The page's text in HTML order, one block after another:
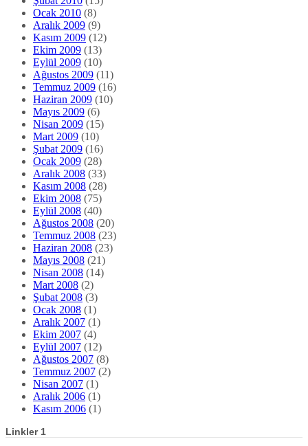
Ocak 2010 (8)
Aralık 2009 (9)
Kasım 2009 (12)
Ekim 2009 (13)
Eylül 2009 (10)
Ağustos 2009 (11)
Temmuz 2009 (16)
Haziran 2009 (10)
Mayıs 2009 (6)
Nisan 2009 (15)
Mart 2009 (10)
Şubat 2009 (16)
Ocak 2009 (28)
Aralık 2008 (33)
Kasım 2008 (28)
Ekim 2008 (75)
Eylül 2008 (40)
Ağustos 2008 (20)
Temmuz 2008 (23)
Haziran 2008 (23)
Mayıs 2008 (21)
Nisan 2008 (14)
Mart 2008 (2)
Şubat 2008 (3)
Ocak 2008 (1)
Aralık 2007 (1)
Ekim 2007 (4)
Eylül 2007 (12)
Ağustos 2007 (8)
Temmuz 2007 (2)
Nisan 2007 (1)
Aralık 2006 (1)
Kasım 2006 (1)
Linkler 1